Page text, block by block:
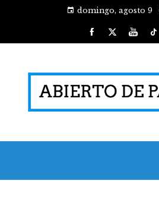
domingo, agosto 9